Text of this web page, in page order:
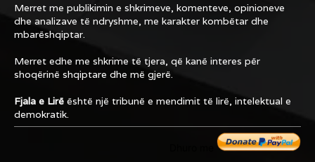
Merret me publikimin e shkrimeve, komenteve, opinioneve
dhe analizave të ndryshme, me karakter kombëtar dhe
mbarëshqiptar.
Merret edhe me shkrime të tjera, që kanë interes për
shoqërinë shqiptare dhe më gjerë.
Fjala e Lirë është një tribunë e mendimit të lirë, intelektual e
demokratik.